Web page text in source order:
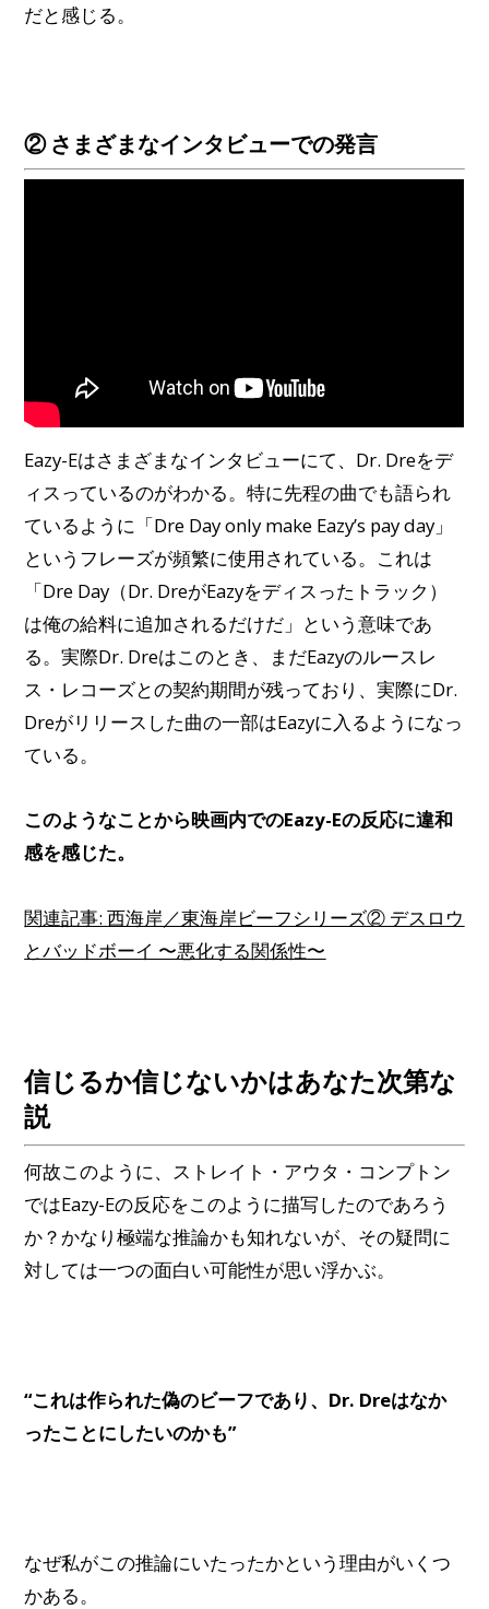
だと感じる。
② さまざまなインタビューでの発言
Eazy-Eはさまざまなインタビューにて、Dr. Dreをデ
ィスっているのがわかる。特に先程の曲でも語られ
ているように「Dre Day only make Eazy’s pay day」
というフレーズが頻繁に使用されている。これは
「Dre Day（Dr. DreがEazyをディスったトラック）
は俺の給料に追加されるだけだ」という意味であ
る。実際Dr. Dreはこのとき、まだEazyのルースレ
ス・レコーズとの契約期間が残っており、実際にDr.
Dreがリリースした曲の一部はEazyに入るようになっ
ている。
このようなことから映画内でのEazy-Eの反応に違和
感を感じた。
関連記事:西海岸／東海岸ビーフシリーズ② デスロウ
とバッドボーイ 〜悪化する関係性〜
信じるか信じないかはあなた次第な
説
何故このように、ストレイト・アウタ・コンプトン
ではEazy-Eの反応をこのように描写したのであろう
か？かなり極端な推論かも知れないが、その疑問に
対しては一つの面白い可能性が思い浮かぶ。
“これは作られた偽のビーフであり、Dr. Dreはなか
ったことにしたいのかも”
なぜ私がこの推論にいたったかという理由がいくつ
かある。